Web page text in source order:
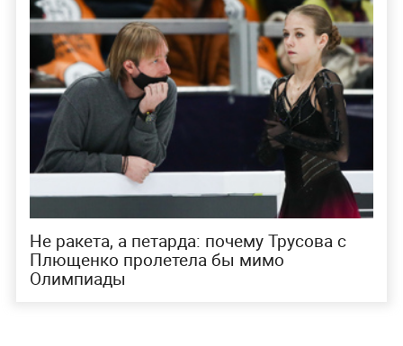
Не ракета, а петарда: почему Трусова с
Плющенко пролетела бы мимо
Олимпиады